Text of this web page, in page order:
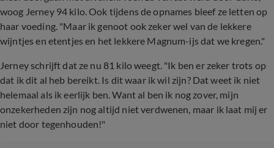
woog Jerney 94 kilo. Ook tijdens de opnames bleef ze letten op
haar voeding. "Maar ik genoot ook zeker wel van de lekkere
wijntjes en etentjes en het lekkere Magnum-ijs dat we kregen."
Jerney schrijft dat ze nu 81 kilo weegt. "Ik ben er zeker trots op
dat ik dit al heb bereikt. Is dit waar ik wil zijn? Dat weet ik niet
helemaal als ik eerlijk ben. Want al ben ik nog zover, mijn
onzekerheden zijn nog altijd niet verdwenen, maar ik laat mij er
niet door tegenhouden!"